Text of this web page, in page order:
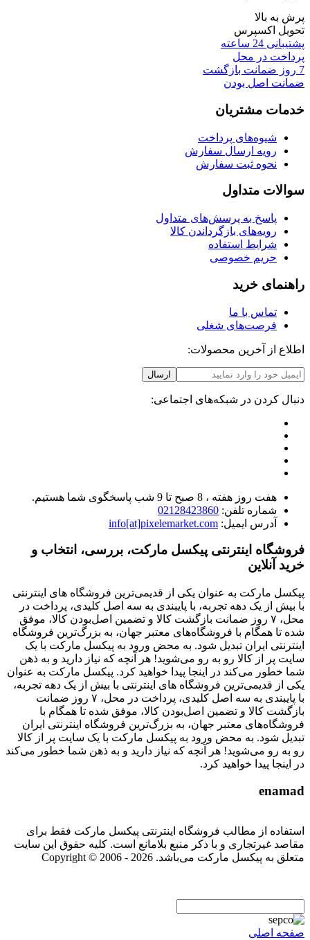
پرش به بالا
تحویل اکسپرس
پشتیبانی 24 ساعته
پرداخت در محل
7 روز ضمانت بازگشت
ضمانت اصل بودن
خدمات مشتریان
شیوه‌های پرداخت
رویه ارسال سفارش
نحوه ثبت سفارش
سوالات متداول
پاسخ به پرسش‌های متداول
رویه‌های بازگرداندن کالا
شرایط استفاده
حریم خصوصی
راهنمای خرید
تماس با ما
فرصت‌های شغلی
اطلاع از آخرین محصولات:
ارسال
دنبال کردن در شبکه‌های اجتماعی:
هفت روز هفته ، 8 صبح تا 9 شب پاسخگوی شما هستیم.
شماره تلفن: 02128423860
آدرس ایمیل: info[at]pixelemarket.com
فروشگاه اینترنتی پیکسل مارکت، بررسی، انتخاب و
خرید آنلاین
پیکسل مارکت به عنوان یکی از قدیمی‌ترین فروشگاه های اینترنتی
با بیش از یک دهه تجربه، با پایبندی به سه اصل کلیدی، پرداخت در
محل، ۷ روز ضمانت بازگشت کالا و تضمین اصل‌بودن کالا، موفق
شده تا همگام با فروشگاه‌های معتبر جهان، به بزرگ‌ترین فروشگاه
اینترنتی ایران تبدیل شود. به محض ورود به پیکسل مارکت با یک
سایت پر از کالا رو به رو می‌شوید! هر آنچه که نیاز دارید و به ذهن
شما خطور می‌کند در اینجا پیدا خواهید کرد. پیکسل مارکت به عنوان
یکی از قدیمی‌ترین فروشگاه های اینترنتی با بیش از یک دهه تجربه،
با پایبندی به سه اصل کلیدی، پرداخت در محل، ۷ روز ضمانت
بازگشت کالا و تضمین اصل‌بودن کالا، موفق شده تا همگام با
فروشگاه‌های معتبر جهان، به بزرگ‌ترین فروشگاه اینترنتی ایران
تبدیل شود. به محض ورود به پیکسل مارکت با یک سایت پر از کالا
رو به رو می‌شوید! هر آنچه که نیاز دارید و به ذهن شما خطور می‌کند
در اینجا پیدا خواهید کرد.
enamad
استفاده از مطالب فروشگاه اینترنتی پیکسل مارکت فقط برای
مقاصد غیرتجاری و با ذکر منبع بلامانع است. کلیه حقوق این سایت
متعلق به پیکسل مارکت می‌باشد. Copyright © 2006 - 2026
صفحه اصلی